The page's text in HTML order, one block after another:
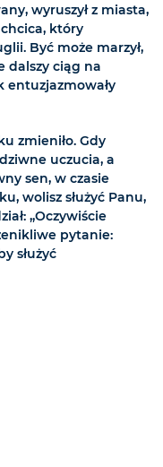
wyruszył z miasta,
który
Być może marzył,
dalszy ciąg na
entuzjazmowały
zmieniło. Gdy
uczucia, a
sen, w czasie
wolisz służyć Panu,
„Oczywiście
pytanie:
służyć